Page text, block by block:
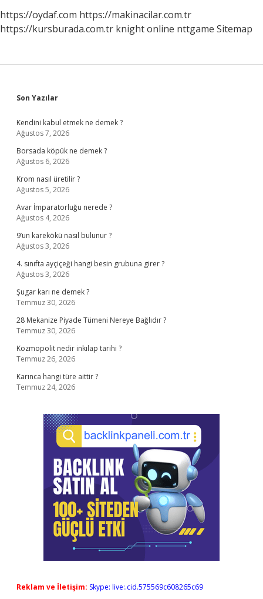
https://oydaf.com https://makinacilar.com.tr
https://kursburada.com.tr knight online nttgame Sitemap
Sidebar
Son Yazılar
Kendini kabul etmek ne demek ?
Ağustos 7, 2026
Borsada köpük ne demek ?
Ağustos 6, 2026
Krom nasıl üretilir ?
Ağustos 5, 2026
Avar İmparatorluğu nerede ?
Ağustos 4, 2026
9’un karekökü nasıl bulunur ?
Ağustos 3, 2026
4. sınıfta ayçiçeği hangi besin grubuna girer ?
Ağustos 3, 2026
Şugar karı ne demek ?
Temmuz 30, 2026
28 Mekanize Piyade Tümeni Nereye Bağlıdır ?
Temmuz 30, 2026
Kozmopolit nedir inkılap tarihi ?
Temmuz 26, 2026
Karınca hangi türe aittir ?
Temmuz 24, 2026
Reklam ve İletişim: Skype: live:.cid.575569c608265c69